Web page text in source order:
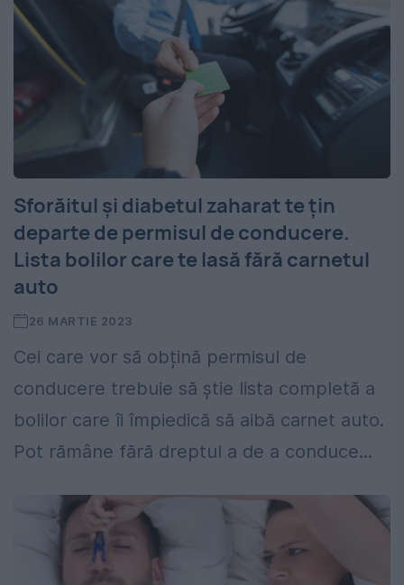
Sforăitul și diabetul zaharat te țin
departe de permisul de conducere.
Lista bolilor care te lasă fără carnetul
auto
26 MARTIE 2023
Cei care vor să obțină permisul de
conducere trebuie să știe lista completă a
bolilor care îi împiedică să aibă carnet auto.
Pot rămâne fără dreptul a de a conduce...